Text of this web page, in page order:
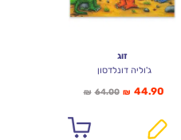
זוג
ג'וליה דונלדסון
₪ 64.00המחיר
₪64.00.
₪ 44.90
הוא: